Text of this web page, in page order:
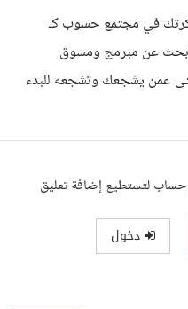
في مجتمع حسوب كـ
ابحث عن مبرمج ومسوق
عمن يشجعك وتشجعه للبدء
لتستطيع إضافة تعليق
دخول